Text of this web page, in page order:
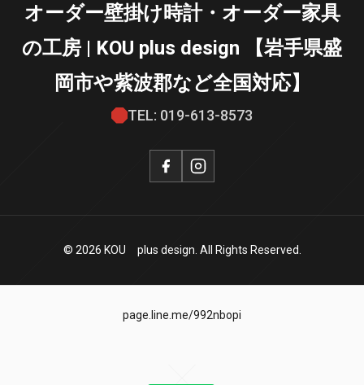
オーダー壁掛け時計・オーダー家具
の工房 | KOU plus design 【岩手県盛
岡市や紫波郡など全国対応】
TEL: 019-613-8573
© 2026 KOU plus design. All Rights Reserved.
page.line.me/992nbopi